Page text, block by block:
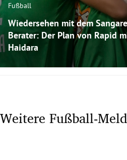
Fußball
Wiedersehen mit dem
Berater: Der Plan von Rapid
Haidara
Weitere Fußball-